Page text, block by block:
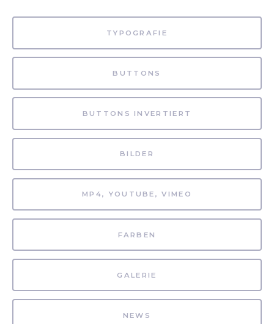
TYPOGRAFIE
BUTTONS
BUTTONS INVERTIERT
BILDER
MP4, YOUTUBE, VIMEO
FARBEN
GALERIE
NEWS